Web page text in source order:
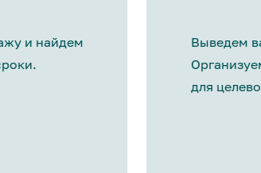
и найдем
Выведем
для